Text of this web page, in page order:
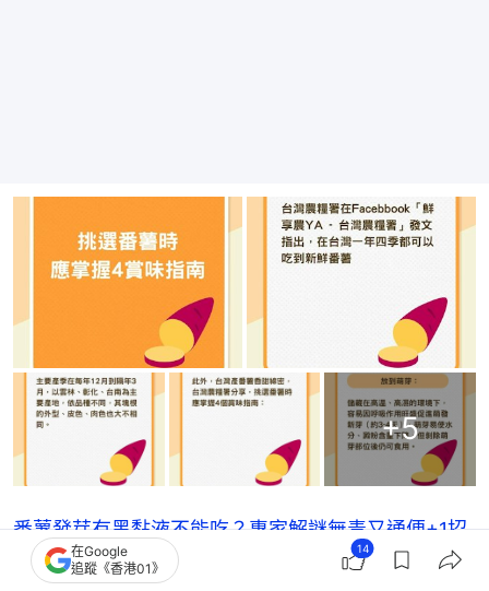
+5
番薯發芽有黑黏液不能吃？專家解謎無毒又通便+1招
保存應否放雪櫃
在Google
追蹤《香港01》
14